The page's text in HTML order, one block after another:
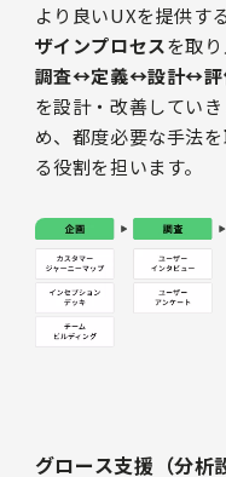
より良いUXを提供す
ザインプロセスを取り
調査↔︎定義↔︎設計↔︎評
を設計・改善してい
め、都度必要な手法
る役割を担います。
グロース支援（分析